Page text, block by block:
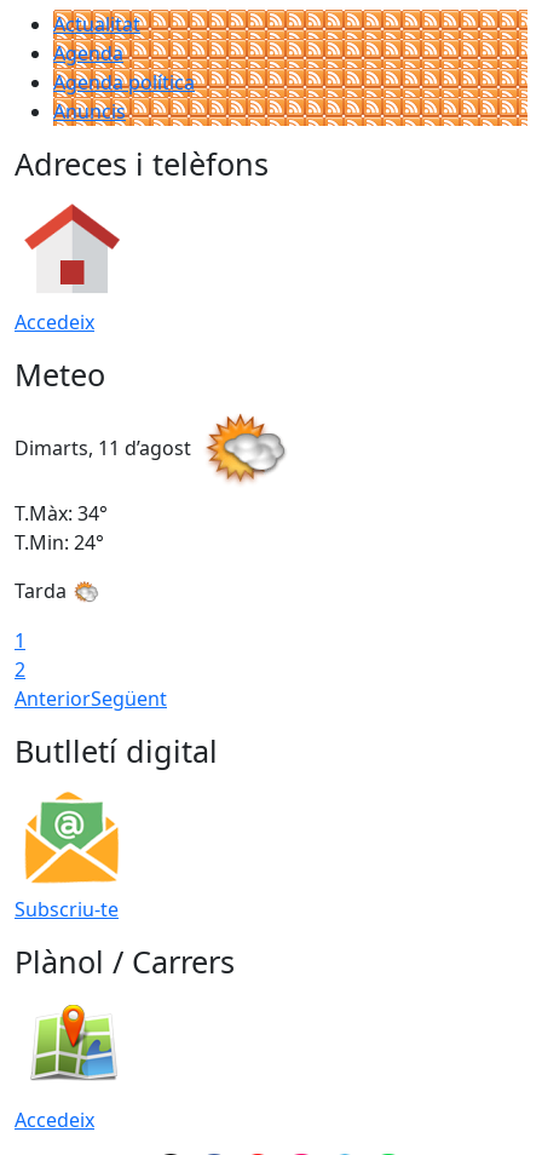
Actualitat
Agenda
Agenda política
Anuncis
Adreces i telèfons
Accedeix
Meteo
Dimarts, 11 d’agost
T.Màx: 34°
T.Min: 24°
Tarda
1
2
AnteriorSegüent
Butlletí digital
Subscriu-te
Plànol / Carrers
Accedeix